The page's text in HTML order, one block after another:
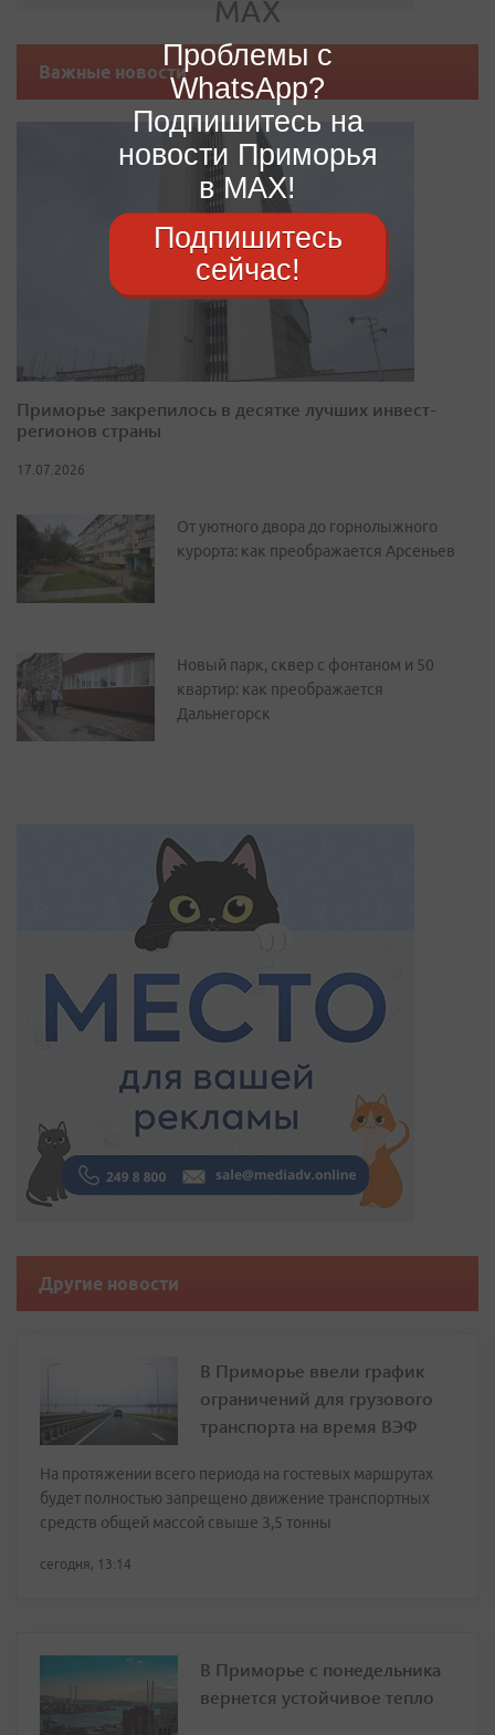
Важные новости
Приморье закрепилось в десятке лучших инвест-
регионов страны
17.07.2026
От уютного двора до горнолыжного
курорта: как преображается Арсеньев
Новый парк, сквер с фонтаном и 50
квартир: как преображается
Дальнегорск
Другие новости
В Приморье ввели график
ограничений для грузового
транспорта на время ВЭФ
На протяжении всего периода на гостевых маршрутах
будет полностью запрещено движение транспортных
средств общей массой свыше 3,5 тонны
сегодня, 13:14
В Приморье с понедельника
вернется устойчивое тепло
Проблемы с
WhatsApp?
Подпишитесь на
новости Приморья
в MAX!
Подпишитесь
сейчас!